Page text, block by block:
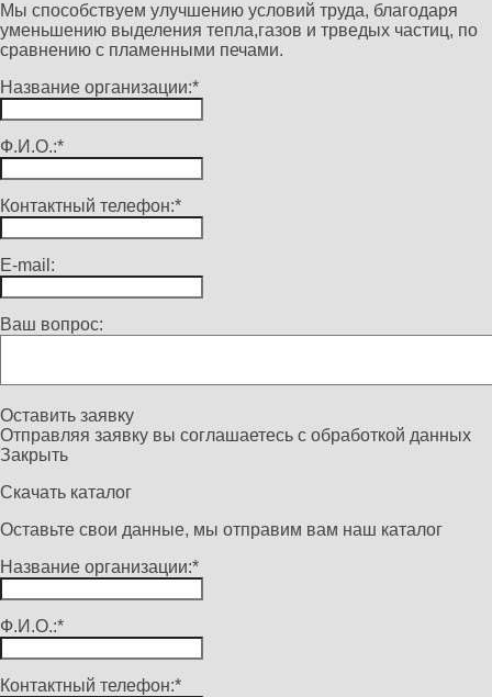
Мы способствуем улучшению условий труда, благодаря
уменьшению выделения тепла,газов и трведых частиц, по
сравнению с пламенными печами.
Название организации:*
Ф.И.О.:*
Контактный телефон:*
E-mail:
Ваш вопрос:
Оставить заявку
Отправляя заявку вы соглашаетесь с обработкой данных
Закрыть
Скачать каталог
Оставьте свои данные, мы отправим вам наш каталог
Название организации:*
Ф.И.О.:*
Контактный телефон:*